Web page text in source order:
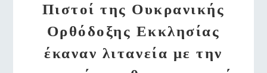
Πιστοί της Ουκρανικής
Ορθόδοξης Εκκλησίας
έκαναν λιτανεία με την